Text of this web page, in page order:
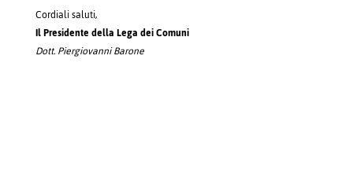
Cordiali saluti,
Il Presidente della Lega dei Comuni
Dott. Piergiovanni Barone